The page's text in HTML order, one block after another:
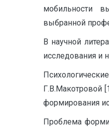
мобильности
выбранной
В научной
исследования и
Г.В.Макотровой
формирования
Проблема